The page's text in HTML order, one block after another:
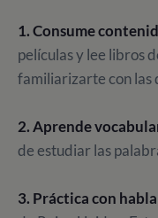
1. Consume
películas y lee libros
familiarizarte con las
2. Aprende
de estudiar las
3. Práctica con